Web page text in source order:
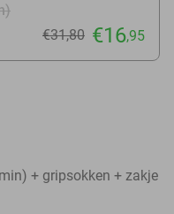
€31,80 €16,95
+ gripsokken + zakje